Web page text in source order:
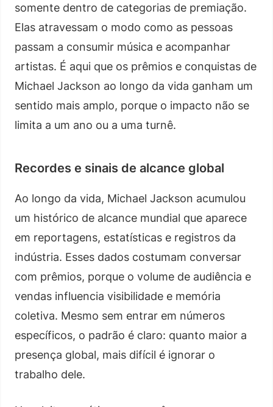
somente dentro de categorias de premiação.
Elas atravessam o modo como as pessoas
passam a consumir música e acompanhar
artistas. É aqui que os prêmios e conquistas de
Michael Jackson ao longo da vida ganham um
sentido mais amplo, porque o impacto não se
limita a um ano ou a uma turnê.
Recordes e sinais de alcance global
Ao longo da vida, Michael Jackson acumulou
um histórico de alcance mundial que aparece
em reportagens, estatísticas e registros da
indústria. Esses dados costumam conversar
com prêmios, porque o volume de audiência e
vendas influencia visibilidade e memória
coletiva. Mesmo sem entrar em números
específicos, o padrão é claro: quanto maior a
presença global, mais difícil é ignorar o
trabalho dele.